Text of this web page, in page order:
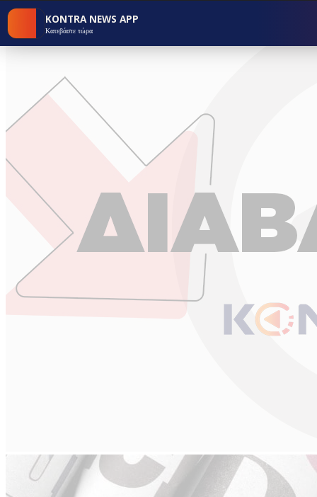
KONTRA NEWS APP
Κατεβάστε τώρα